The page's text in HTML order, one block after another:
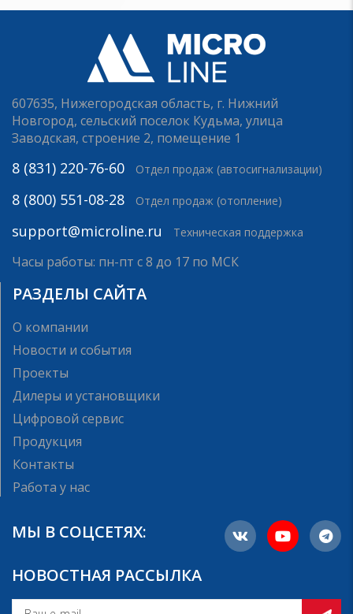
607635, Нижегородская область, г. Нижний
Новгород, сельский поселок Кудьма, улица
Заводская, строение 2, помещение 1
8 (831) 220-76-60 Отдел продаж (автосигнализации)
8 (800) 551-08-28 Отдел продаж (отопление)
support@microline.ru Техническая поддержка
Часы работы: пн-пт с 8 до 17 по МСК
РАЗДЕЛЫ САЙТА
О компании
Новости и события
Проекты
Дилеры и установщики
Цифровой сервис
Продукция
Контакты
Работа у нас
МЫ В СОЦСЕТЯХ:
НОВОСТНАЯ РАССЫЛКА